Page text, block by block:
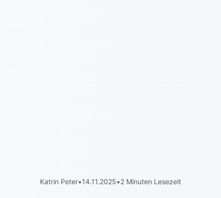
Katrin Peter•14.11.2025•2 Minuten Lesezeit